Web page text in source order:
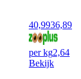
40,9936,89
per kg2,64
Bekijk